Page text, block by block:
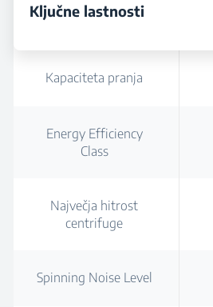
Ključne lastnosti
Kapaciteta pranja
Energy Efficiency
Class
Največja hitrost
centrifuge
Spinning Noise Level